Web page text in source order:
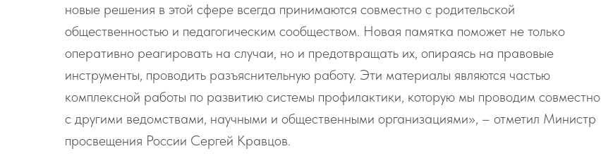
новые решения в этой сфере всегда принимаются совместно с родительской
общественностью и педагогическим сообществом. Новая памятка поможет не только
оперативно реагировать на случаи, но и предотвращать их, опираясь на правовые
инструменты, проводить разъяснительную работу. Эти материалы являются частью
комплексной работы по развитию системы профилактики, которую мы проводим совместно
с другими ведомствами, научными и общественными организациями», – отметил Министр
просвещения России Сергей Кравцов.